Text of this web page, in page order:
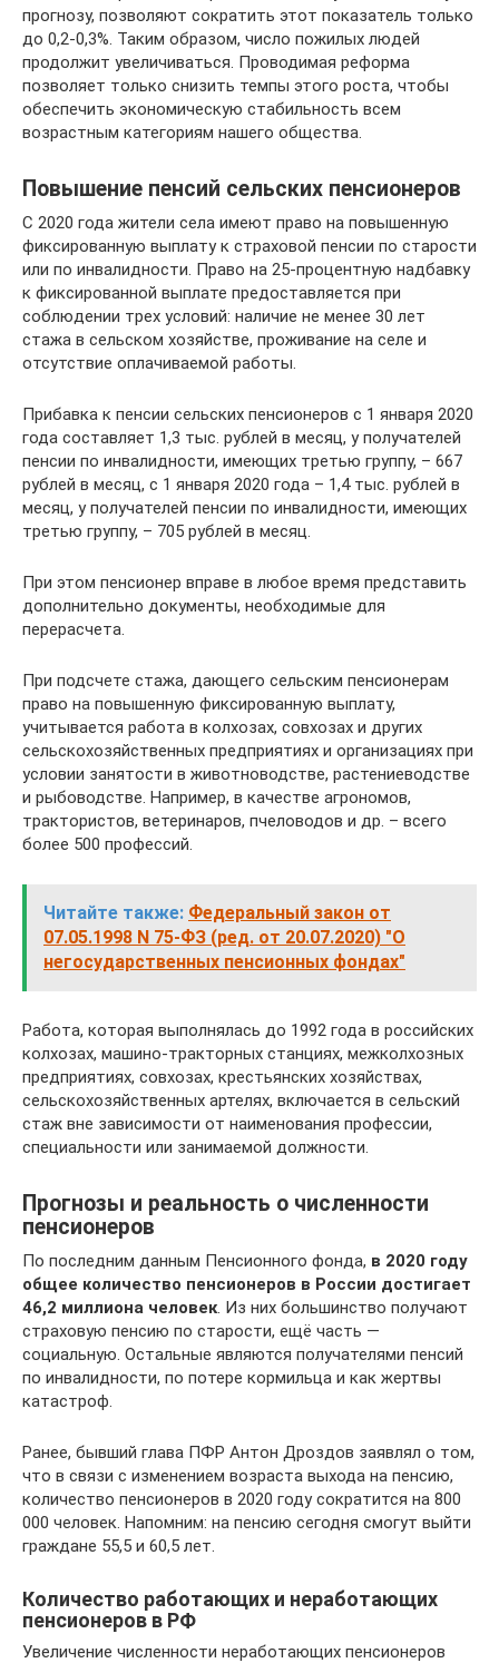
прогнозу, позволяют сократить этот показатель только
до 0,2-0,3%. Таким образом, число пожилых людей
продолжит увеличиваться. Проводимая реформа
позволяет только снизить темпы этого роста, чтобы
обеспечить экономическую стабильность всем
возрастным категориям нашего общества.
Повышение пенсий сельских пенсионеров
С 2020 года жители села имеют право на повышенную
фиксированную выплату к страховой пенсии по старости
или по инвалидности. Право на 25-процентную надбавку
к фиксированной выплате предоставляется при
соблюдении трех условий: наличие не менее 30 лет
стажа в сельском хозяйстве, проживание на селе и
отсутствие оплачиваемой работы.
Прибавка к пенсии сельских пенсионеров с 1 января 2020
года составляет 1,3 тыс. рублей в месяц, у получателей
пенсии по инвалидности, имеющих третью группу, – 667
рублей в месяц, с 1 января 2020 года – 1,4 тыс. рублей в
месяц, у получателей пенсии по инвалидности, имеющих
третью группу, – 705 рублей в месяц.
При этом пенсионер вправе в любое время представить
дополнительно документы, необходимые для
перерасчета.
При подсчете стажа, дающего сельским пенсионерам
право на повышенную фиксированную выплату,
учитывается работа в колхозах, совхозах и других
сельскохозяйственных предприятиях и организациях при
условии занятости в животноводстве, растениеводстве
и рыбоводстве. Например, в качестве агрономов,
трактористов, ветеринаров, пчеловодов и др. – всего
более 500 профессий.
Читайте также: Федеральный закон от
07.05.1998 N 75-ФЗ (ред. от 20.07.2020) "О
негосударственных пенсионных фондах"
Работа, которая выполнялась до 1992 года в российских
колхозах, машино-тракторных станциях, межколхозных
предприятиях, совхозах, крестьянских хозяйствах,
сельскохозяйственных артелях, включается в сельский
стаж вне зависимости от наименования профессии,
специальности или занимаемой должности.
Прогнозы и реальность о численности
пенсионеров
По последним данным Пенсионного фонда, в 2020 году
общее количество пенсионеров в России достигает
46,2 миллиона человек. Из них большинство получают
страховую пенсию по старости, ещё часть —
социальную. Остальные являются получателями пенсий
по инвалидности, по потере кормильца и как жертвы
катастроф.
Ранее, бывший глава ПФР Антон Дроздов заявлял о том,
что в связи с изменением возраста выхода на пенсию,
количество пенсионеров в 2020 году сократится на 800
000 человек. Напомним: на пенсию сегодня смогут выйти
граждане 55,5 и 60,5 лет.
Количество работающих и неработающих
пенсионеров в РФ
Увеличение численности неработающих пенсионеров